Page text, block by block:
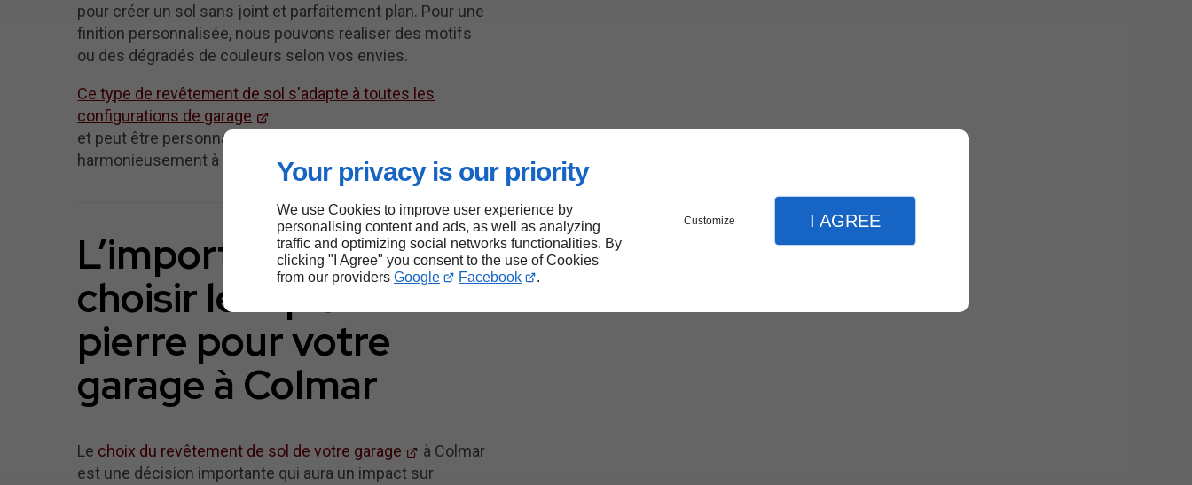
Your privacy is our priority
We use Cookies to improve user experience by
personalising content and ads, as well as analyzing
traffic and optimizing social networks functionalities. By
clicking "I Agree" you consent to the use of Cookies
from our providers Google Facebook .
Customize I AGREE
pour créer un sol sans joint et parfaitement plan. Pour une
finition personnalisée, nous pouvons réaliser des motifs
ou des dégradés de couleurs selon vos envies.
Ce type de revêtement de sol s'adapte à toutes les
configurations de garage
et peut être personnalisé pour s'intégrer
harmonieusement à votre environnement.
L’importance de
choisir le tapis de
pierre pour votre
garage à Colmar
Le choix du revêtement de sol de votre garage
à Colmar
est une décision importante qui aura un impact sur